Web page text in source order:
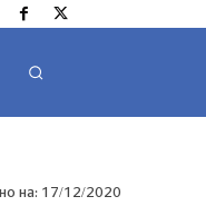
на: 17/12/2020